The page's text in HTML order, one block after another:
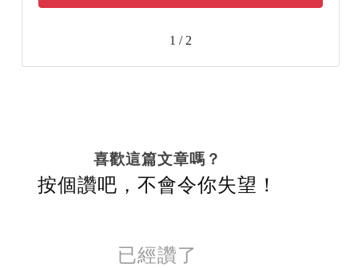
1 / 2
喜歡這篇文章嗎？
按個讚吧，不會令你失望！
已經讚了